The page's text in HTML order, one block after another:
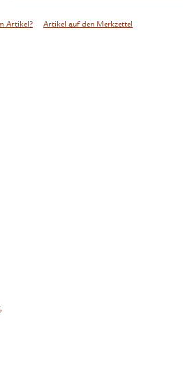
Artikel? Artikel auf den Merkzettel